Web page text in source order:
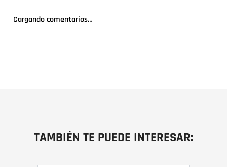
Cargando comentarios…
TAMBIÉN TE PUEDE INTERESAR: